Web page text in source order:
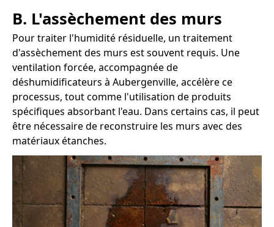
B. L'assèchement des murs
Pour traiter l'humidité résiduelle, un traitement
d'assèchement des murs est souvent requis. Une
ventilation forcée, accompagnée de
déshumidificateurs à Aubergenville, accélère ce
processus, tout comme l'utilisation de produits
spécifiques absorbant l'eau. Dans certains cas, il peut
être nécessaire de reconstruire les murs avec des
matériaux étanches.